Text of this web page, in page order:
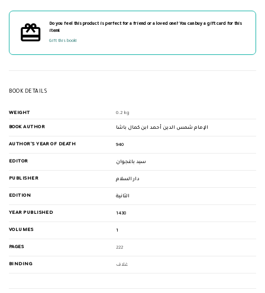
Do you feel this product is perfect for a friend or a loved one? You can buy a gift card for this
item!
Gift this book!
BOOK DETAILS
WEIGHT 0.2 kg
BOOK AUTHOR الإمام شمس الدين أحمد ابن كمال باشا
AUTHOR'S YEAR OF DEATH 940
EDITOR سيد باغجوان
PUBLISHER دار السلام
EDITION الثانية
YEAR PUBLISHED 1438
VOLUMES 1
PAGES 222
BINDING غلاف